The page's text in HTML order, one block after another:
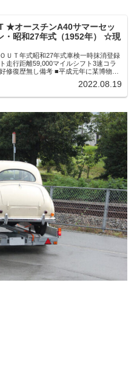
★オースチンA40サマーセッ
・昭和27年式（1952年） ☆現
Ｔ年式昭和27年式車検一時抹消登録
走行距離59,000マイルシフト3速コラ
修復歴無し備考 ■平成元年に某博物館
:発売当時の仕様に近いオリジナル度高
な状態／内装はそれなりのヤレ感はご
を考えれば上質な状態です。■平成２
整備開始で、エンジンは...
2022.08.19